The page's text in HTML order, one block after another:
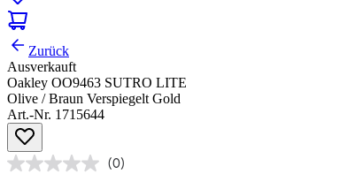
Zurück
Ausverkauft
Oakley OO9463 SUTRO LITE
Olive / Braun Verspiegelt Gold
Art.-Nr. 1715644
(0)